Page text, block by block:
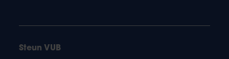
Steun VUB